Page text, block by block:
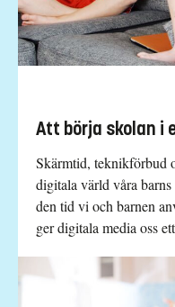
Att börja skolan i
Skärmtid, teknikförbud
digitala värld våra
den tid vi och barnen
ger digitala media oss